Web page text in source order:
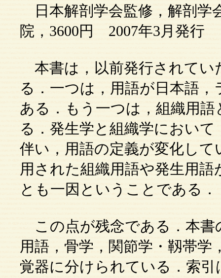
日本解剖学会監修，解剖学
院，3600円 2007年3月発行
本書は，以前発行されてい
る．一つは，用語が日本語
ある．もう一つは，組織用
る．発生学と組織学におい
伴い，用語の定義が変化し
用された組織用語や発生用
とも一因ということである．
この点が残念である．本書
用語，骨学，関節学・靱帯学
覚器に分けられている．索